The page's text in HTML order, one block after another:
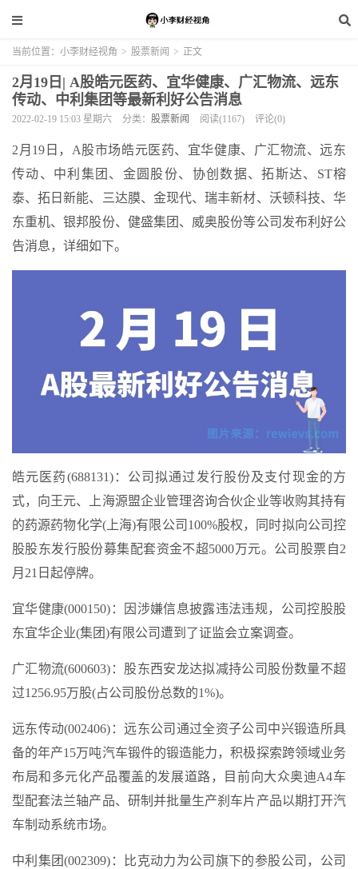
当前位置： 小李财经视角 > 股票新闻 > 正文
2月19日| A股皓元医药、宜华健康、广汇物流、远东
传动、中利集团等最新利好公告消息
2022-02-19 15:03 星期六 分类： 股票新闻 阅读(1167) 评论(0)
2月19日，A股市场皓元医药、宜华健康、广汇物流、远东
传动、中利集团、金圆股份、协创数据、拓斯达、ST榕
泰、拓日新能、三达膜、金现代、瑞丰新材、沃顿科技、华
东重机、银邦股份、健盛集团、威奥股份等公司发布利好公
告消息，详细如下。
皓元医药(688131)：公司拟通过发行股份及支付现金的方
式，向王元、上海源盟企业管理咨询合伙企业等收购其持有
的药源药物化学(上海)有限公司100%股权，同时拟向公司控
股股东发行股份募集配套资金不超5000万元。公司股票自2
月21日起停牌。
宜华健康(000150)：因涉嫌信息披露违法违规，公司控股股
东宜华企业(集团)有限公司遭到了证监会立案调查。
广汇物流(600603)：股东西安龙达拟减持公司股份数量不超
过1256.95万股(占公司股份总数的1%)。
远东传动(002406)：远东公司通过全资子公司中兴锻造所具
备的年产15万吨汽车锻件的锻造能力，积极探索跨领域业务
布局和多元化产品覆盖的发展道路，目前向大众奥迪A4车
型配套法兰轴产品、研制并批量生产刹车片产品以期打开汽
车制动系统市场。
中利集团(002309)：比克动力为公司旗下的参股公司，公司